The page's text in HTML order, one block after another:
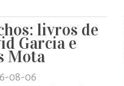
livros de
Garcia e
Mota
08-06